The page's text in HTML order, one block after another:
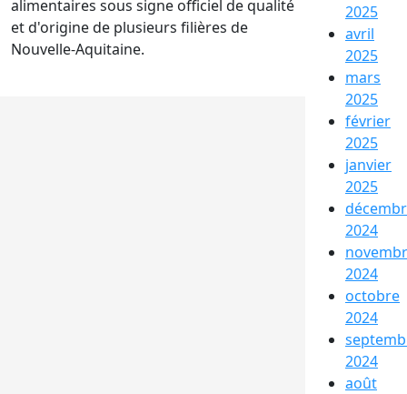
alimentaires sous signe officiel de qualité
et d'origine de plusieurs filières de
Nouvelle-Aquitaine.
2025
avril
2025
mars
2025
février
2025
janvier
2025
2024
2024
octobre
2024
2024
août